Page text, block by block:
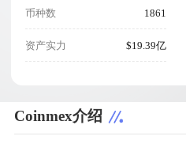
币种数 1861
资产实力 $19.39亿
Coinmex介绍